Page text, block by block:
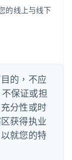
的线上与线下
的，不应
保证或担
分性或时
获得执业
就您的特